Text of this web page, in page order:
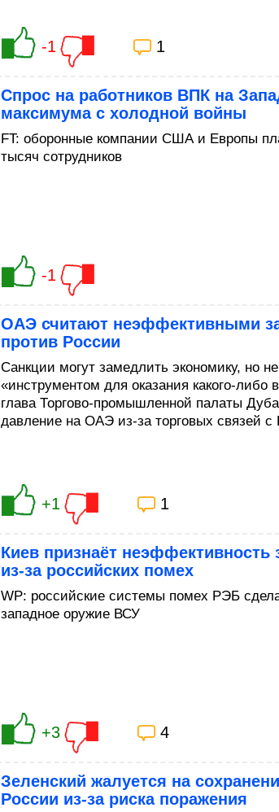
-1 1
Спрос на работников ВПК на
максимума с холодной войны
FT: оборонные компании США и Европы
тысяч сотрудников
-1
ОАЭ считают неэффективными
против России
Санкции могут замедлить экономику, но
«инструментом для оказания какого-либо
глава Торгово-промышленной палаты
давление на ОАЭ из-за торговых связей с
+1 1
Киев признаёт неэффективность
из-за российских помех
WP: российские системы помех РЭБ
западное оружие ВСУ
+3 4
Зеленский жалуется на
России из-за риска поражения